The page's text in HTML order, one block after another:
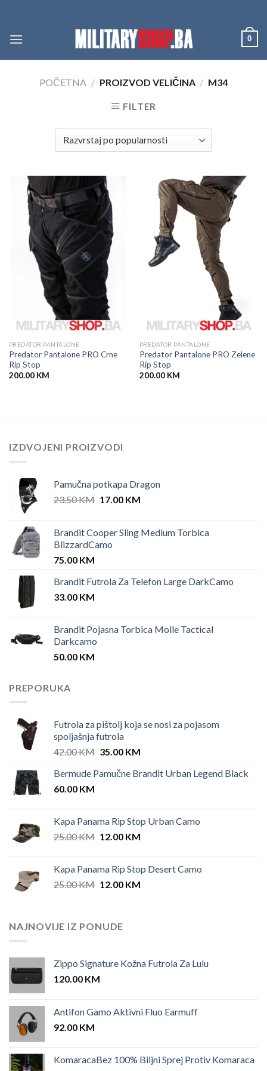
content
0
POČETNA / PROIZVOD VELIČINA / M34
FILTER
PREDATOR PANTALONE
Predator Pantalone PRO Crne
Rip Stop
200.00 KM
PREDATOR PANTALONE
Predator Pantalone PRO Zelene
Rip Stop
200.00 KM
IZDVOJENI PROIZVODI
Pamučna potkapa Dragon
23.50KM Original
23.50 KM.
17.00 KMCurrent
17.00 KM.
Brandit Cooper Sling Medium Torbica
BlizzardCamo
75.00 KM
Brandit Futrola Za Telefon Large DarkCamo
33.00 KM
Brandit Pojasna Torbica Molle Tactical
Darkcamo
50.00 KM
PREPORUKA
Futrola za pištolj koja se nosi za pojasom
spoljašnja futrola
42.00KM Original
was:
35.00 KMCurrent
is:
Bermude Pamučne Brandit Urban Legend Black
60.00 KM
Kapa Panama Rip Stop Urban Camo
25.00KM Original
25.00 KM.
12.00 KMCurrent
12.00 KM.
Kapa Panama Rip Stop Desert Camo
25.00KM Original
25.00 KM.
12.00 KMCurrent
NAJNOVIJE IZ PONUDE
Zippo Signature Kožna Futrola Za Lulu
120.00 KM
Antifon Gamo Aktivni Fluo Earmuff
92.00 KM
KomaracaBez 100% Biljni Sprej Protiv Komaraca